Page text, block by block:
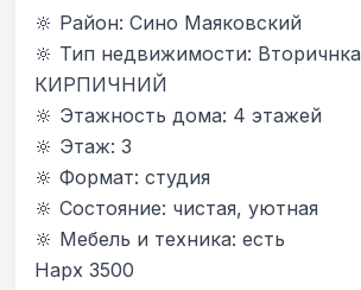
🔆 Район: Сино Маяковский
🔆 Тип недвижимости: Вторичнка
КИРПИЧНИЙ
🔆 Этажность дома: 4 этажей
🔆 Этаж: 3
🔆 Формат: студия
🔆 Состояние: чистая, уютная
🔆 Мебель и техника: есть
Нарх 3500